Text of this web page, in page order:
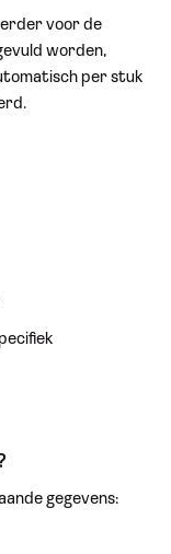
gegevens:
voor de
worden,
per stuk